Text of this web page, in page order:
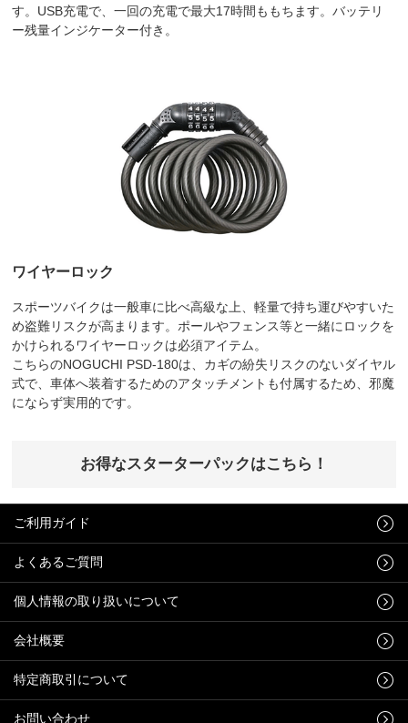
す。USB充電で、一回の充電で最大17時間ももちます。バッテリ
ー残量インジケーター付き。
ワイヤーロック
スポーツバイクは一般車に比べ高級な上、軽量で持ち運びやすいた
め盗難リスクが高まります。ポールやフェンス等と一緒にロックを
かけられるワイヤーロックは必須アイテム。
こちらのNOGUCHI PSD-180は、カギの紛失リスクのないダイヤル
式で、車体へ装着するためのアタッチメントも付属するため、邪魔
にならず実用的です。
お得なスターターパックはこちら！
ご利用ガイド
よくあるご質問
個人情報の取り扱いについて
会社概要
特定商取引について
お問い合わせ